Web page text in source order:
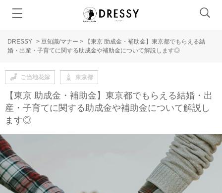
DRESSY > 豆知識/マナー >
【東京 助成金・補助金】東京都でもらえる結
婚・出産・子育てに関する助成金や補助金について解説します◎
ご当地花嫁 東京都
【東京 助成金・補助金】東京都でもらえる結婚・出
産・子育てに関する助成金や補助金について解説し
ます◎